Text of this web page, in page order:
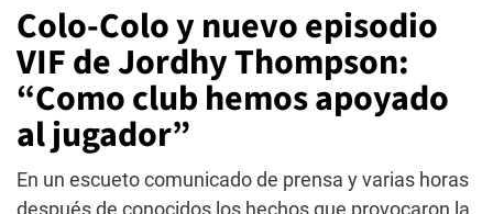
Colo-Colo y nuevo episodio
VIF de Jordhy Thompson:
“Como club hemos apoyado
al jugador”
En un escueto comunicado de prensa y varias horas
después de conocidos los hechos que provocaron la